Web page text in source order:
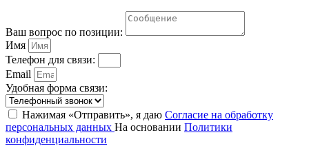
Ваш вопрос по позиции:
Имя
Телефон для связи:
Email
Удобная форма связи:
Нажимая «Отправить», я даю Согласие на обработку
персональных данных На основании Политики
конфиденциальности